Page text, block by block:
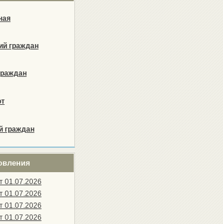
граждан
граждан
01.07.2026
01.07.2026
01.07.2026
01.07.2026